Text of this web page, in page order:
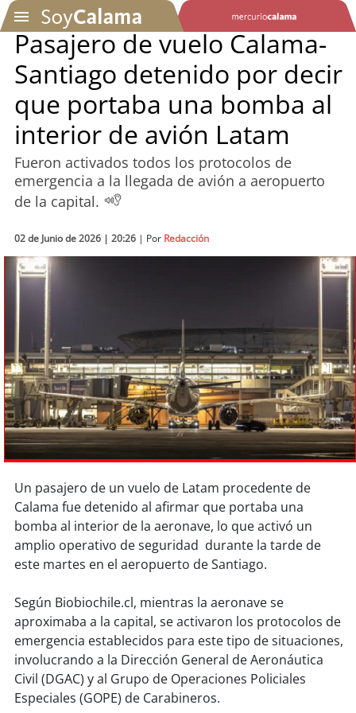
Podcast
Actualidad
Entretención
Economía
Deportes
Tecnología
Sostenibilidad
soychile
soyarica
soyiquique
soy calama
soyantofagasta
soycopiapó
soyvalparaíso
soyquillota
Pasajero de vuelo Calama-
Santiago detenido por decir
que portaba una bomba al
interior de avión Latam
Fueron activados todos los protocolos de
emergencia a la llegada de avión a aeropuerto
de la capital.
02 de Junio de 2026 | 20:26 | Por Redacción
Un pasajero de un vuelo de Latam procedente de
Calama fue detenido al afirmar que portaba una
bomba al interior de la aeronave, lo que activó un
amplio operativo de seguridad durante la tarde de
este martes en el aeropuerto de Santiago.
Según Biobiochile.cl, mientras la aeronave se
aproximaba a la capital, se activaron los protocolos de
emergencia establecidos para este tipo de situaciones,
involucrando a la Dirección General de Aeronáutica
Civil (DGAC) y al Grupo de Operaciones Policiales
Especiales (GOPE) de Carabineros.